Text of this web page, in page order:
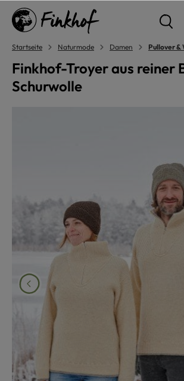
springen
Startseite Naturmode Damen Pullover &
Finkhof-Troyer aus reiner
Schurwolle